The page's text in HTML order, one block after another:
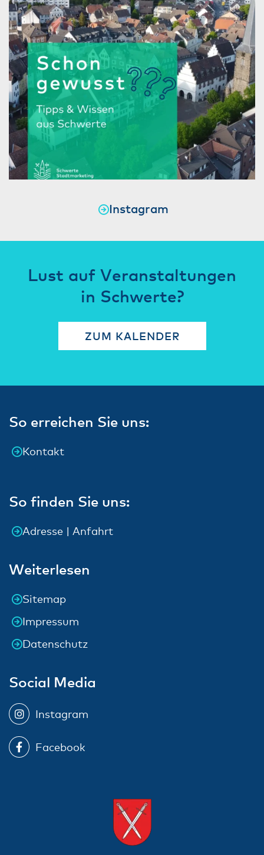
Instagram
Lust auf Veranstaltungen
in Schwerte?
ZUM KALENDER
So erreichen Sie uns:
Kontakt
So finden Sie uns:
Adresse | Anfahrt
Weiterlesen
Sitemap
Impressum
Datenschutz
Social Media
Instagram
Facebook